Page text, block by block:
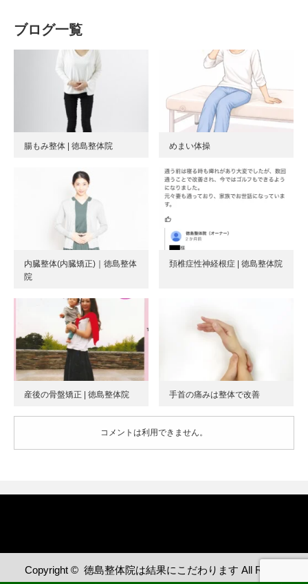
ブログ一覧
腸もみ整体 | 徳島整体院 めまい体操
内臓整体(内臓矯正)｜徳島整体
院
頚椎症性神経根症 | 徳島整体院
産後の骨盤矯正 | 徳島整体院 手首の痛みは整体で改善
コメントは利用できません。
Copyright © 徳島整体院は結果にこだわります All Rights